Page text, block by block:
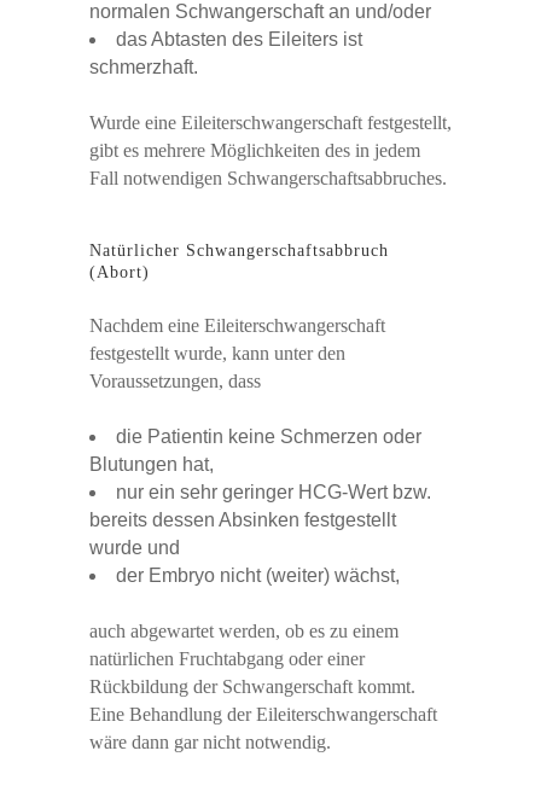
normalen Schwangerschaft an und/oder
das Abtasten des Eileiters ist
schmerzhaft.
Wurde eine Eileiterschwangerschaft festgestellt,
gibt es mehrere Möglichkeiten des in jedem
Fall notwendigen Schwangerschaftsabbruches.
Natürlicher Schwangerschaftsabbruch
(Abort)
Nachdem eine Eileiterschwangerschaft
festgestellt wurde, kann unter den
Voraussetzungen, dass
die Patientin keine Schmerzen oder
Blutungen hat,
nur ein sehr geringer HCG-Wert bzw.
bereits dessen Absinken festgestellt
wurde und
der Embryo nicht (weiter) wächst,
auch abgewartet werden, ob es zu einem
natürlichen Fruchtabgang oder einer
Rückbildung der Schwangerschaft kommt.
Eine Behandlung der Eileiterschwangerschaft
wäre dann gar nicht notwendig.